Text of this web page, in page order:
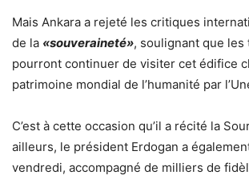
Mais Ankara a rejeté les critiques
de la «souveraineté», soulignant que les
pourront continuer de visiter cet édifice
patrimoine mondial de l’humanité par
C’est à cette occasion qu’il a récité la
ailleurs, le président Erdogan a
vendredi, accompagné de milliers de